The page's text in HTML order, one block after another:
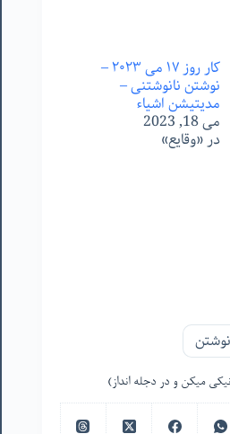
کار روز ١٧ می ٢٠٢٣ –
نوشتن نانوشتنی –
مدیتیشن اشیاء
می 18, 2023
در «وقایع»
میکن و در دجله انداز)